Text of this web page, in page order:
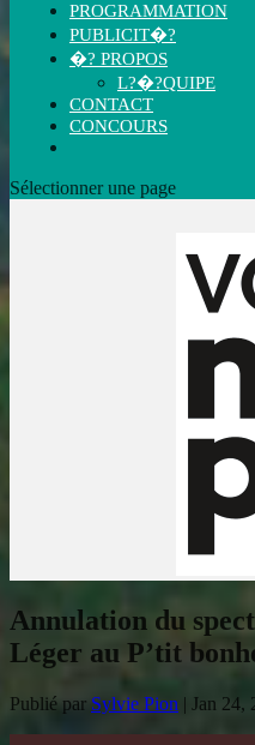
PROGRAMMATION
PUBLICIT�?
�? PROPOS
L?�?QUIPE
CONTACT
CONCOURS
Sélectionner une page
Annulation du
Léger au P’tit
Publié par Sylvie Pion | Jan 24,